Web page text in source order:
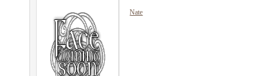
Nate